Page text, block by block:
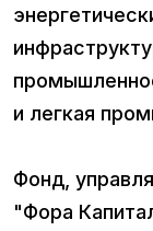
и легкая
Фонд,
"Фора